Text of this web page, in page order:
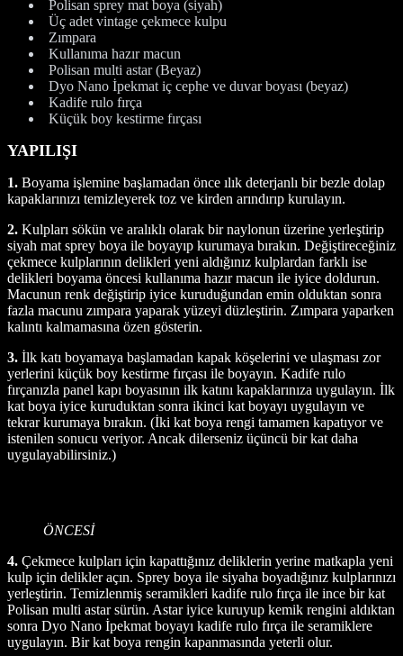
Polisan sprey mat boya (siyah)
Üç adet vintage çekmece kulpu
Zımpara
Kullanıma hazır macun
Polisan multi astar (Beyaz)
Dyo Nano İpekmat iç cephe ve duvar boyası (beyaz)
Kadife rulo fırça
Küçük boy kestirme fırçası
YAPILIŞI
1. Boyama işlemine başlamadan önce ılık deterjanlı bir bezle dolap
kapaklarınızı temizleyerek toz ve kirden arındırıp kurulayın.
2. Kulpları sökün ve aralıklı olarak bir naylonun üzerine yerleştirip
siyah mat sprey boya ile boyayıp kurumaya bırakın. Değiştireceğiniz
çekmece kulplarının delikleri yeni aldığınız kulplardan farklı ise
delikleri boyama öncesi kullanıma hazır macun ile iyice doldurun.
Macunun renk değiştirip iyice kuruduğundan emin olduktan sonra
fazla macunu zımpara yaparak yüzeyi düzleştirin. Zımpara yaparken
kalıntı kalmamasına özen gösterin.
3. İlk katı boyamaya başlamadan kapak köşelerini ve ulaşması zor
yerlerini küçük boy kestirme fırçası ile boyayın. Kadife rulo
fırçanızla panel kapı boyasının ilk katını kapaklarınıza uygulayın. İlk
kat boya iyice kuruduktan sonra ikinci kat boyayı uygulayın ve
tekrar kurumaya bırakın. (İki kat boya rengi tamamen kapatıyor ve
istenilen sonucu veriyor. Ancak dilerseniz üçüncü bir kat daha
uygulayabilirsiniz.)
ÖNCESİ
4. Çekmece kulpları için kapattığınız deliklerin yerine matkapla yeni
kulp için delikler açın. Sprey boya ile siyaha boyadığınız kulplarınızı
yerleştirin. Temizlenmiş seramikleri kadife rulo fırça ile ince bir kat
Polisan multi astar sürün. Astar iyice kuruyup kemik rengini aldıktan
sonra Dyo Nano İpekmat boyayı kadife rulo fırça ile seramiklere
uygulayın. Bir kat boya rengin kapanmasında yeterli olur.